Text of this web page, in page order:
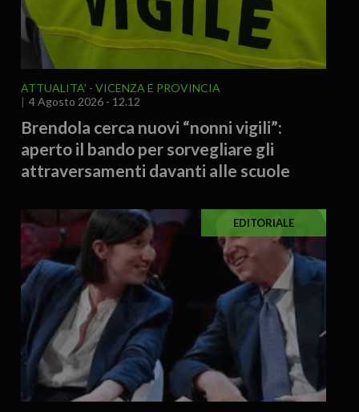
ATTUALITA'
VICENZA E PROVINCIA
4 Agosto 2026 - 12.12
Brendola cerca nuovi “nonni vigili”:
aperto il bando per sorvegliare gli
attraversamenti davanti alle scuole
EDITORIALE